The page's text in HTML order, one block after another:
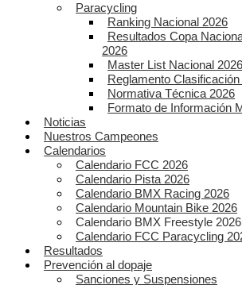
Paracycling
Ranking Nacional 2026
Resultados Copa
2026
Master List Nacional 2026
Reglamento
Normativa Técnica 2026
Formato de Información
Noticias
Nuestros Campeones
Calendarios
Calendario FCC 2026
Calendario Pista 2026
Calendario BMX Racing 2026
Calendario Mountain Bike 2026
Calendario BMX Freestyle 2026
Calendario FCC Paracycling
Resultados
Prevención al dopaje
Sanciones y Suspensiones